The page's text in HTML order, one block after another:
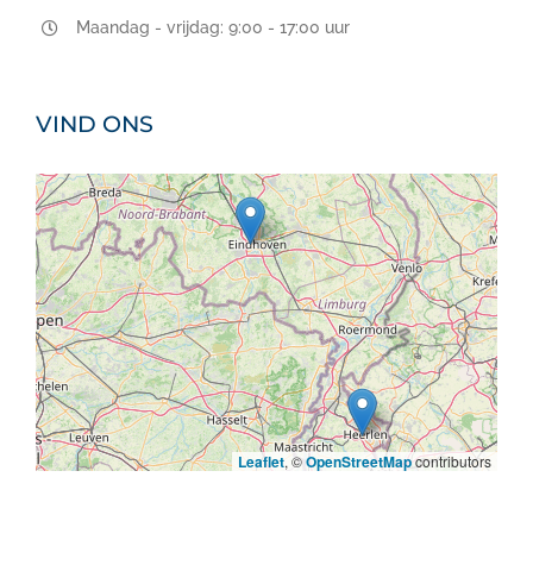
Maandag - vrijdag: 9:00 - 17:00 uur
VIND ONS
Leaflet, ©OpenStreetMapcontributors